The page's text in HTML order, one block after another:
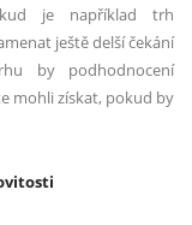
je například trh
ještě delší čekání
by podhodnocení
mohli získat, pokud by